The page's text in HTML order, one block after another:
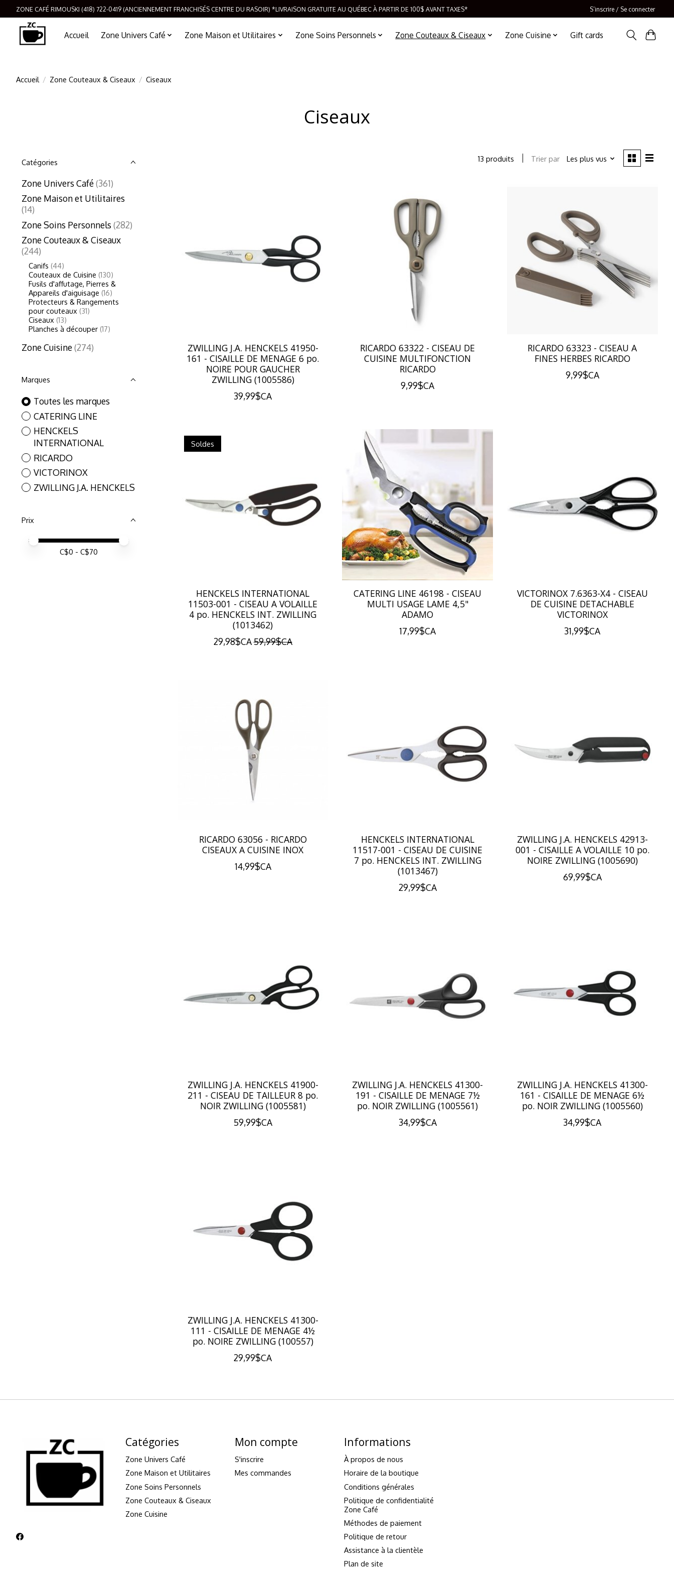
ZONE CAFÉ RIMOUSKI (418) 722-0419 (ANCIENNEMENT FRANCHISÉS CENTRE DU RASOIR) *LIVRAISON GRATUITE AU QUÉBEC À PARTIR DE 100$ AVANT TAXES* S’inscrire / Se connecter
Accueil Zone Univers Café Zone Maison et Utilitaires Zone Soins Personnels Zone Couteaux & Ciseaux Zone Cuisine Gift cards
Accueil / Zone Couteaux & Ciseaux / Ciseaux
Ciseaux
Catégories
Zone Univers Café(361)
Zone Maison et Utilitaires
(14)
Zone Soins Personnels (282)
Zone Couteaux & Ciseaux
(244)
Canifs (44)
Couteaux de Cuisine (130)
Fusils d'affutage, Pierres &
Appareils d'aiguisage (16)
Protecteurs & Rangements
pour couteaux (31)
Ciseaux (13)
Planches à découper (17)
Zone Cuisine(274)
Marques
Toutes les marques
CATERING LINE
HENCKELS
INTERNATIONAL
RICARDO
VICTORINOX
ZWILLING J.A. HENCKELS
Prix
Prix minimum
Price maximum value
C$0 - C$70
13 produits Trier par Les plus vus
ZWILLING J.A. HENCKELS 41950-
161 - CISAILLE DE MENAGE 6 po.
NOIRE POUR GAUCHER
ZWILLING (1005586)
39,99$CA
RICARDO 63322 - CISEAU DE
CUISINE MULTIFONCTION
RICARDO
9,99$CA
RICARDO 63323 - CISEAU A
FINES HERBES RICARDO
9,99$CA
Soldes
HENCKELS INTERNATIONAL
11503-001 - CISEAU A VOLAILLE
4 po. HENCKELS INT. ZWILLING
(1013462)
29,98$CA59,99$CA
CATERING LINE 46198 - CISEAU
MULTI USAGE LAME 4,5"
ADAMO
17,99$CA
VICTORINOX 7.6363-X4 - CISEAU
DE CUISINE DETACHABLE
VICTORINOX
31,99$CA
RICARDO 63056 - RICARDO
CISEAUX A CUISINE INOX
14,99$CA
HENCKELS INTERNATIONAL
11517-001 - CISEAU DE CUISINE
7 po. HENCKELS INT. ZWILLING
(1013467)
29,99$CA
ZWILLING J.A. HENCKELS 42913-
001 - CISAILLE A VOLAILLE 10 po.
NOIRE ZWILLING (1005690)
69,99$CA
ZWILLING J.A. HENCKELS 41900-
211 - CISEAU DE TAILLEUR 8 po.
NOIR ZWILLING (1005581)
59,99$CA
ZWILLING J.A. HENCKELS 41300-
191 - CISAILLE DE MENAGE 7½
po. NOIR ZWILLING (1005561)
34,99$CA
ZWILLING J.A. HENCKELS 41300-
161 - CISAILLE DE MENAGE 6½
po. NOIR ZWILLING (1005560)
34,99$CA
ZWILLING J.A. HENCKELS 41300-
111 - CISAILLE DE MENAGE 4½
po. NOIRE ZWILLING (100557)
29,99$CA
Catégories
Zone Univers Café
Zone Maison et Utilitaires
Zone Soins Personnels
Zone Couteaux & Ciseaux
Zone Cuisine
Mon compte
S'inscrire
Mes commandes
Informations
À propos de nous
Horaire de la boutique
Conditions générales
Politique de confidentialité
Zone Café
Méthodes de paiement
Politique de retour
Assistance à la clientèle
Plan de site